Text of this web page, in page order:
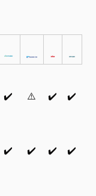
✔️ ⚠️ ✔️ ✔️
✔️ ✔️ ✔️ ✔️